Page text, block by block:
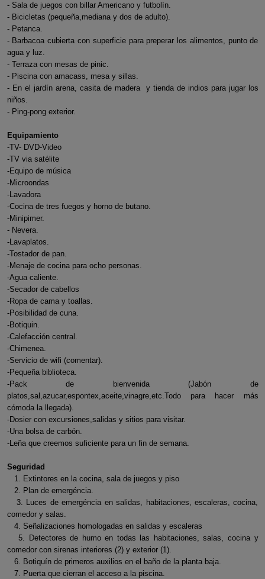
- Sala de juegos con billar Americano y futbolín.
- Bicicletas (pequeña,mediana y dos de adulto).
- Petanca.
- Barbacoa cubierta con superficie para preperar los alimentos, punto de
agua y luz.
- Terraza con mesas de pinic.
- Piscina con amacass, mesa y sillas.
- En el jardín arena, casita de madera y tienda de indios para jugar los
niños.
- Ping-pong exterior.
Equipamiento
-TV- DVD-Video
-TV via satélite
-Equipo de música
-Microondas
-Lavadora
-Cocina de tres fuegos y horno de butano.
-Minipimer.
- Nevera.
-Lavaplatos.
-Tostador de pan.
-Menaje de cocina para ocho personas.
-Agua caliente.
-Secador de cabellos
-Ropa de cama y toallas.
-Posibilidad de cuna.
-Botiquin.
-Calefacción central.
-Chimenea.
-Servicio de wifi (comentar).
-Pequeña biblioteca.
-Pack de bienvenida (Jabón de
platos,sal,azucar,espontex,aceite,vinagre,etc.Todo para hacer más
cómoda la llegada).
-Dosier con excursiones,salidas y sitios para visitar.
-Una bolsa de carbón.
-Leña que creemos suficiente para un fin de semana.
Seguridad
1. Extintores en la cocina, sala de juegos y piso
2. Plan de emergéncia.
3. Luces de emergéncia en salidas, habitaciones, escaleras, cocina,
comedor y salas.
4. Señalizaciones homologadas en salidas y escaleras
5. Detectores de humo en todas las habitaciones, salas, cocina y
comedor con sirenas interiores (2) y exterior (1).
6. Botiquín de primeros auxilios en el baño de la planta baja.
7. Puerta que cierran el acceso a la piscina.